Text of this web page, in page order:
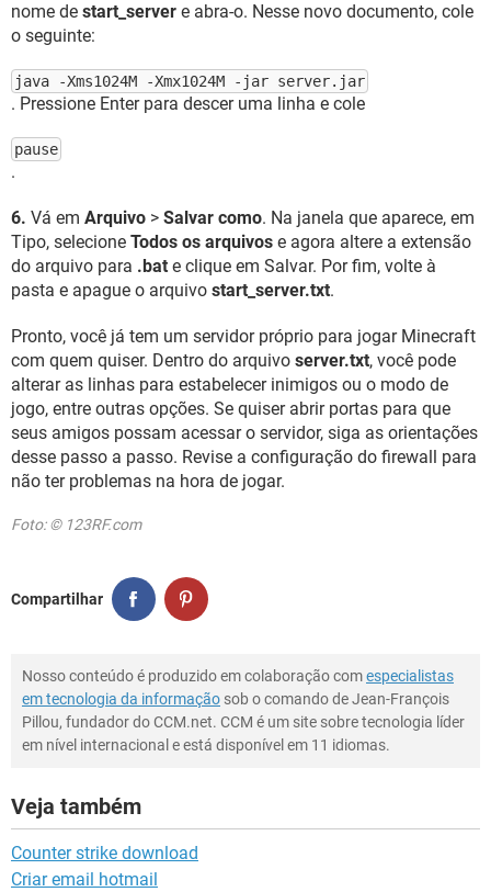
nome de start_server e abra-o. Nesse novo documento, cole
o seguinte:
java -Xms1024M -Xmx1024M -jar server.jar
. Pressione Enter para descer uma linha e cole
pause
.
6. Vá em Arquivo > Salvar como. Na janela que aparece, em
Tipo, selecione Todos os arquivos e agora altere a extensão
do arquivo para .bat e clique em Salvar. Por fim, volte à
pasta e apague o arquivo start_server.txt.
Pronto, você já tem um servidor próprio para jogar Minecraft
com quem quiser. Dentro do arquivo server.txt, você pode
alterar as linhas para estabelecer inimigos ou o modo de
jogo, entre outras opções. Se quiser abrir portas para que
seus amigos possam acessar o servidor, siga as orientações
desse passo a passo. Revise a configuração do firewall para
não ter problemas na hora de jogar.
Foto: © 123RF.com
Compartilhar
Nosso conteúdo é produzido em colaboração comespecialistas
em tecnologia da informação sob o comando de Jean-François
Pillou, fundador do CCM.net. CCM é um site sobre tecnologia líder
em nível internacional e está disponível em 11 idiomas.
Veja também
Counter strike download
Criar email hotmail